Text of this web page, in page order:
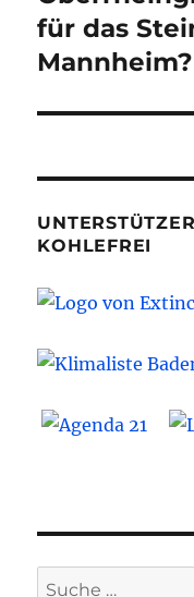
für das
Mannheim?
KOHLEFREI
Suche